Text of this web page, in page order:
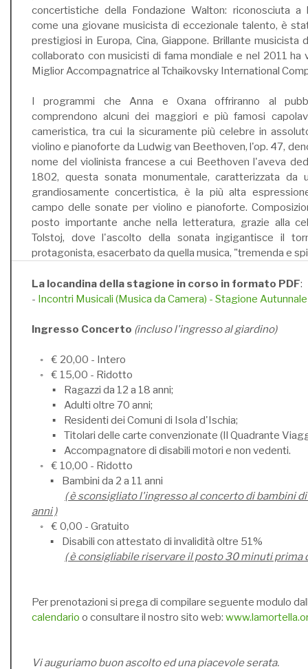
concertistiche della Fondazione Walton: riconosciuta a
come una giovane musicista di eccezionale talento, è
prestigiosi in Europa, Cina, Giappone. Brillante musicista
collaborato con musicisti di fama mondiale e nel 2011 ha
Miglior Accompagnatrice al Tchaikovsky International
I programmi che Anna e Oxana offriranno al
comprendono alcuni dei maggiori e più famosi
cameristica, tra cui la sicuramente più celebre in
violino e pianoforte da Ludwig van Beethoven, l'op. 47,
nome del violinista francese a cui Beethoven l'aveva
1802, questa sonata monumentale, caratterizzata da
grandiosamente concertistica, è la più alta
campo delle sonate per violino e pianoforte.
posto importante anche nella letteratura, grazie alla
Tolstoj, dove l'ascolto della sonata ingigantisce il
protagonista, esacerbato da quella musica, "tremenda e
La locandina della stagione in corso in formato PDF:
- Incontri Musicali (Musica da Camera) - Stagione
Ingresso Concerto (incluso l'ingresso al giardino)
◦ € 20,00 - Intero
◦ € 15,00 - Ridotto
▪ Ragazzi da 12 a 18 anni;
▪ Adulti oltre 70 anni;
▪ Residenti dei Comuni di Isola d'Ischia;
▪ Titolari delle carte convenzionate (Il Quadrante
▪ Accompagnatore di disabili motori e non vedenti.
◦ € 10,00 - Ridotto
▪ Bambini da 2 a 11 anni
( è sconsigliato l'ingresso al concerto di bambini
anni )
◦ € 0,00 - Gratuito
▪ Disabili con attestato di invalidità oltre 51%
( è consigliabile riservare il posto 30 minuti prima
Per prenotazioni si prega di compilare seguente modulo
calendario o consultare il nostro sito web:
Vi auguriamo buon ascolto ed una piacevole serata.